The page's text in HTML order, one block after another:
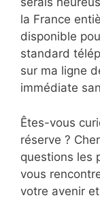
la France
disponible
standard
sur ma ligne
immédiate
Êtes-vous
réserve ?
questions les
vous
votre avenir